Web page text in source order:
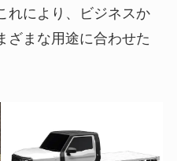
れにより、ビジネスか
ざまな用途に合わせた